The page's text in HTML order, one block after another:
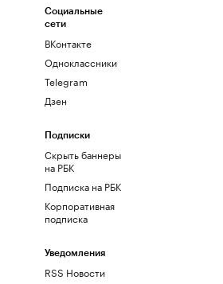
Социальные
сети
ВКонтакте
Одноклассники
Telegram
Дзен
Подписки
Скрыть баннеры
на РБК
Подписка на РБК
Корпоративная
подписка
Уведомления
RSS Новости